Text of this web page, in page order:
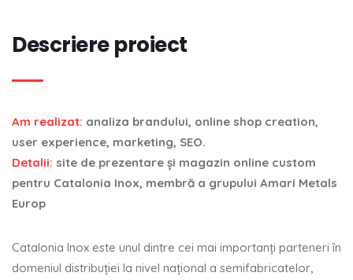
Descriere proiect
Am realizat: analiza brandului, online shop creation,
user experience, marketing, SEO.
Detalii: site de prezentare și magazin online custom
pentru Catalonia Inox, membră a grupului Amari Metals
Europ
Catalonia Inox este unul dintre cei mai importanți parteneri în
domeniul distribuției la nivel național a semifabricatelor,